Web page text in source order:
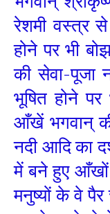
रेशमी वस्त्र
होने पर भी
की सेवा-
भूषित होने
आँखें भगवान् की
नदी आदि का
में बने हुए आँखों
मनुष्यों के वे